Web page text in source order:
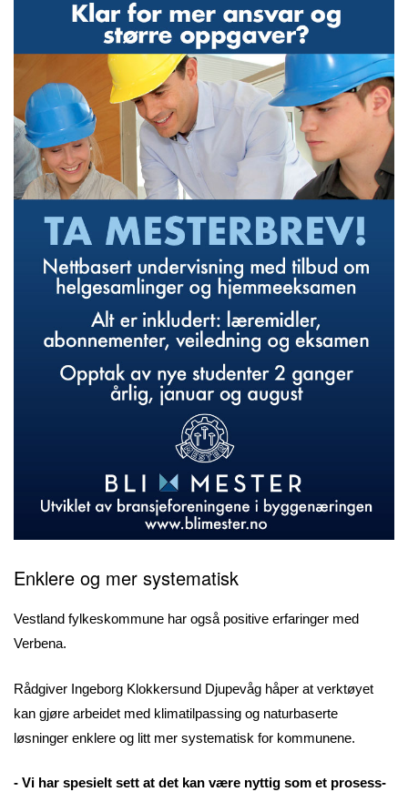
Enklere og mer systematisk
Vestland fylkeskommune har også positive erfaringer med
Verbena.
Rådgiver Ingeborg Klokkersund Djupevåg håper at verktøyet
kan gjøre arbeidet med klimatilpassing og naturbaserte
løsninger enklere og litt mer systematisk for kommunene.
- Vi har spesielt sett at det kan være nyttig som et prosess-